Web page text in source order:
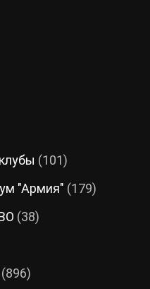
(101)
"Армия" (179)
(38)
(896)